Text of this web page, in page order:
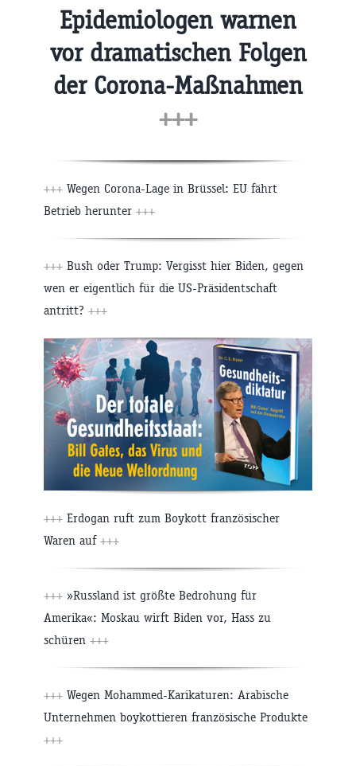
Epidemiologen warnen
vor dramatischen Folgen
der Corona-Maßnahmen
+++
+++ Wegen Corona-Lage in Brüssel: EU fährt
Betrieb herunter +++
+++ Bush oder Trump: Vergisst hier Biden, gegen
wen er eigentlich für die US-Präsidentschaft
antritt? +++
+++ Erdogan ruft zum Boykott französischer
Waren auf +++
+++ »Russland ist größte Bedrohung für
Amerika«: Moskau wirft Biden vor, Hass zu
schüren +++
+++ Wegen Mohammed-Karikaturen: Arabische
Unternehmen boykottieren französische Produkte
+++